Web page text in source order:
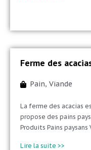
Ferme des
Pain, Viande
La ferme des acacias
propose des pains
Produits Pains paysans
Lire la suite >>